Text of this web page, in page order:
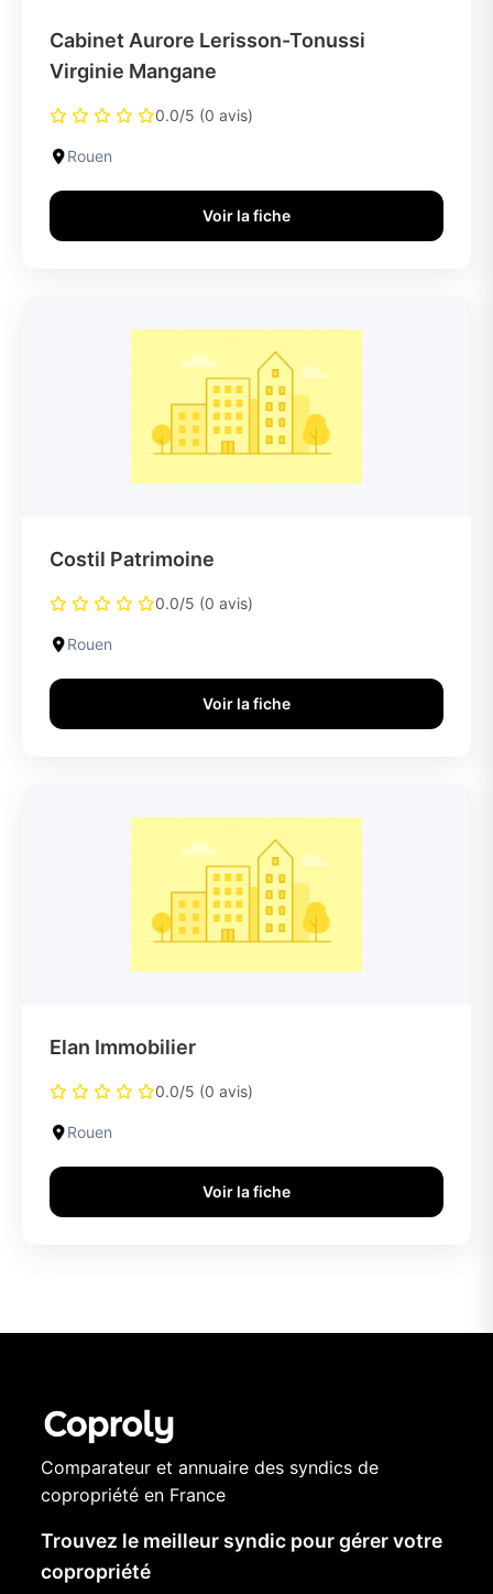
Cabinet Aurore Lerisson-Tonussi
Virginie Mangane
0.0/5 (0 avis)
Rouen
Voir la fiche
Costil Patrimoine
0.0/5 (0 avis)
Rouen
Voir la fiche
Elan Immobilier
0.0/5 (0 avis)
Rouen
Voir la fiche
Comparateur et annuaire des syndics de
copropriété en France
Trouvez le meilleur syndic pour gérer votre
copropriété